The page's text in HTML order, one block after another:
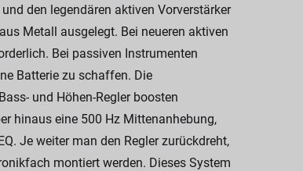
den legendären aktiven Vorverstärker
Metall ausgelegt. Bei neueren aktiven
Bei passiven Instrumenten
Batterie zu schaffen. Die
und Höhen-Regler boosten
hinaus eine 500 Hz Mittenanhebung,
Je weiter man den Regler zurückdreht,
montiert werden. Dieses System